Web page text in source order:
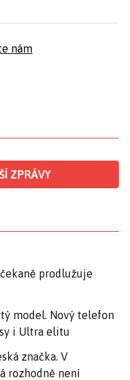
nám
ZPRÁVY
prodlužuje
model. Nový telefon
i Ultra elitu
značka. V
rozhodně není